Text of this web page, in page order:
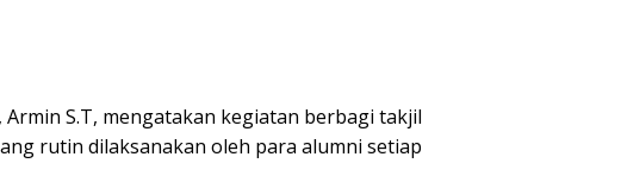
S.T, mengatakan kegiatan berbagi takjil
rutin dilaksanakan oleh para alumni setiap